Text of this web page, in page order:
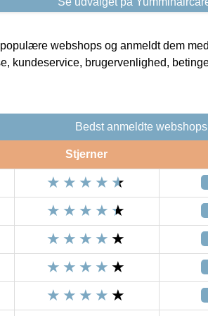
webshops og anmeldt dem
kundeservice, brugervenlighed,
Bedst anmeldte webshops
Stjerner